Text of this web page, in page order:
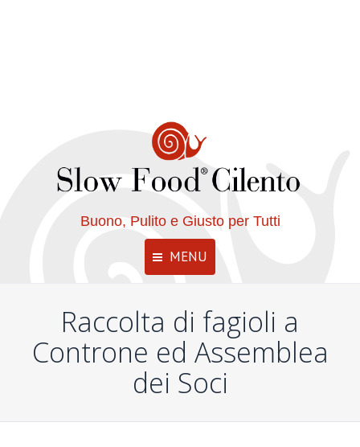
Buono, Pulito e Giusto per Tutti
MENU
Raccolta di fagioli a
Controne ed Assemblea
dei Soci